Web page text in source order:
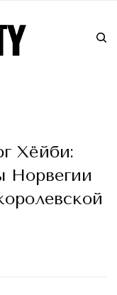
Хёйби:
Норвегии